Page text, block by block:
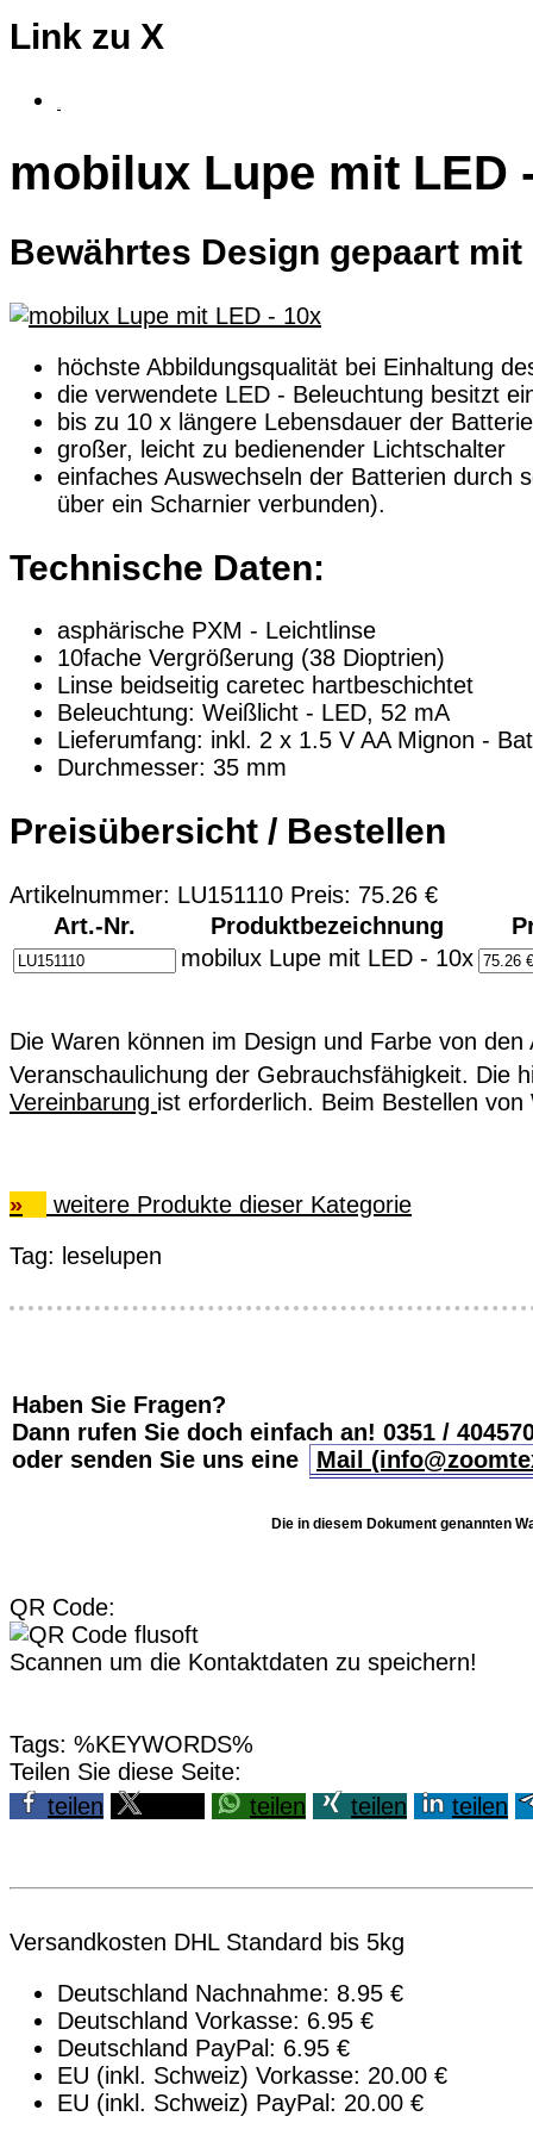
Link zu X
mobilux Lupe mit LED
Bewährtes Design gepaart
höchste Abbildungsqualität bei Einhaltung
die verwendete LED - Beleuchtung besitzt
bis zu 10 x längere Lebensdauer der
großer, leicht zu bedienender Lichtschalter
einfaches Auswechseln der Batterien durch
über ein Scharnier verbunden).
Technische Daten:
asphärische PXM - Leichtlinse
10fache Vergrößerung (38 Dioptrien)
Linse beidseitig caretec hartbeschichtet
Beleuchtung: Weißlicht - LED, 52 mA
Lieferumfang: inkl. 2 x 1.5 V AA Mignon -
Durchmesser: 35 mm
Preisübersicht / Bestellen
Artikelnummer: LU151110 Preis: 75.26 €
Art.-Nr.
Produktbezeichnung
mobilux Lupe mit LED - 10x
Die Waren können im Design und Farbe von
Veranschaulichung der Gebrauchsfähigkeit. Die
Vereinbarung ist erforderlich. Beim Bestellen
»
weitere Produkte dieser Kategorie
Tag: leselupen
Haben Sie Fragen?
Dann rufen Sie doch einfach an! 0351 /
oder senden Sie uns eine
Mail
Die in diesem Dokument genannten
QR Code:
Scannen um die Kontaktdaten zu speichern!
Tags: %KEYWORDS%
Teilen Sie diese Seite:
teilen
teilen teilen teilen
Versandkosten DHL Standard bis 5kg
Deutschland Nachnahme: 8.95 €
Deutschland Vorkasse: 6.95 €
Deutschland PayPal: 6.95 €
EU (inkl. Schweiz) Vorkasse: 20.00 €
EU (inkl. Schweiz) PayPal: 20.00 €